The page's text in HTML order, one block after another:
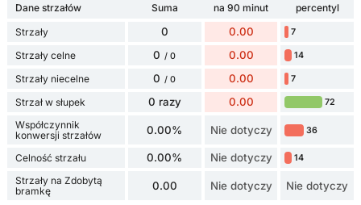
Dane strzałów Suma na 90 minut
percentyl
Strzały
0 0.00 7
Strzały celne 0 / 0 0.00 14
Strzały niecelne 0 / 0 0.00 7
Strzał w słupek 0 razy 0.00 72
Współczynnik
konwersji strzałów
0.00% Nie dotyczy 36
Celność strzału 0.00% Nie dotyczy 14
Strzały na Zdobytą
bramkę
0.00 Nie dotyczy Nie dotyczy